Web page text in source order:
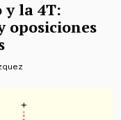
la 4T:
oposiciones